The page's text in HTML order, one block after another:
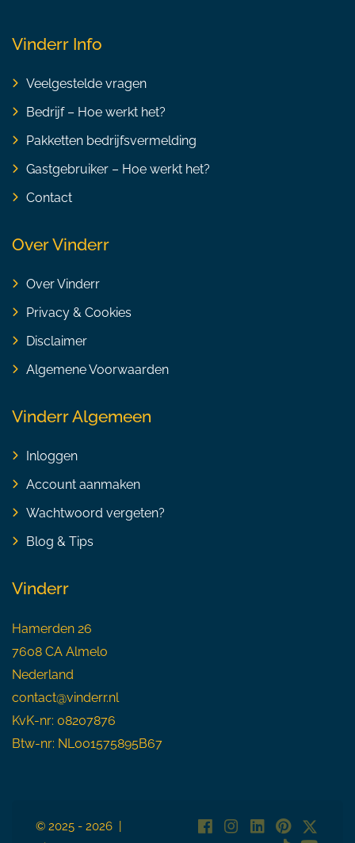
Vinderr Info
Veelgestelde vragen
Bedrijf – Hoe werkt het?
Pakketten bedrijfsvermelding
Gastgebruiker – Hoe werkt het?
Contact
Over Vinderr
Over Vinderr
Privacy & Cookies
Disclaimer
Algemene Voorwaarden
Vinderr Algemeen
Inloggen
Account aanmaken
Wachtwoord vergeten?
Blog & Tips
Vinderr
Hamerden 26
7608 CA Almelo
Nederland
contact@vinderr.nl
KvK-nr: 08207876
Btw-nr: NL001575895B67
© 2025 - 2026 |